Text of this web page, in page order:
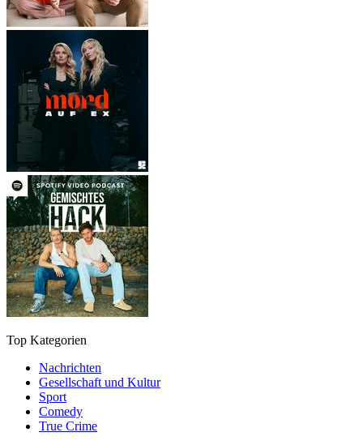
Top Kategorien
Nachrichten
Gesellschaft und Kultur
Sport
Comedy
True Crime